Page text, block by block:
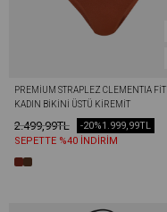
PREMIUM STRAPLEZ CLEMENTIA FIT
KADIN BIKINI ÜSTÜ KIREMIT
2.499,99TL 1.999,99TL
-20%
SEPETTE %40 İNDİRİM